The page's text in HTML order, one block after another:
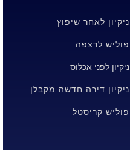
ניקיון לאחר שיפוץ
פוליש לרצפה
ניקיון לפני אכלוס
ניקיון דירה חדשה מקבלן
פוליש קריסטל